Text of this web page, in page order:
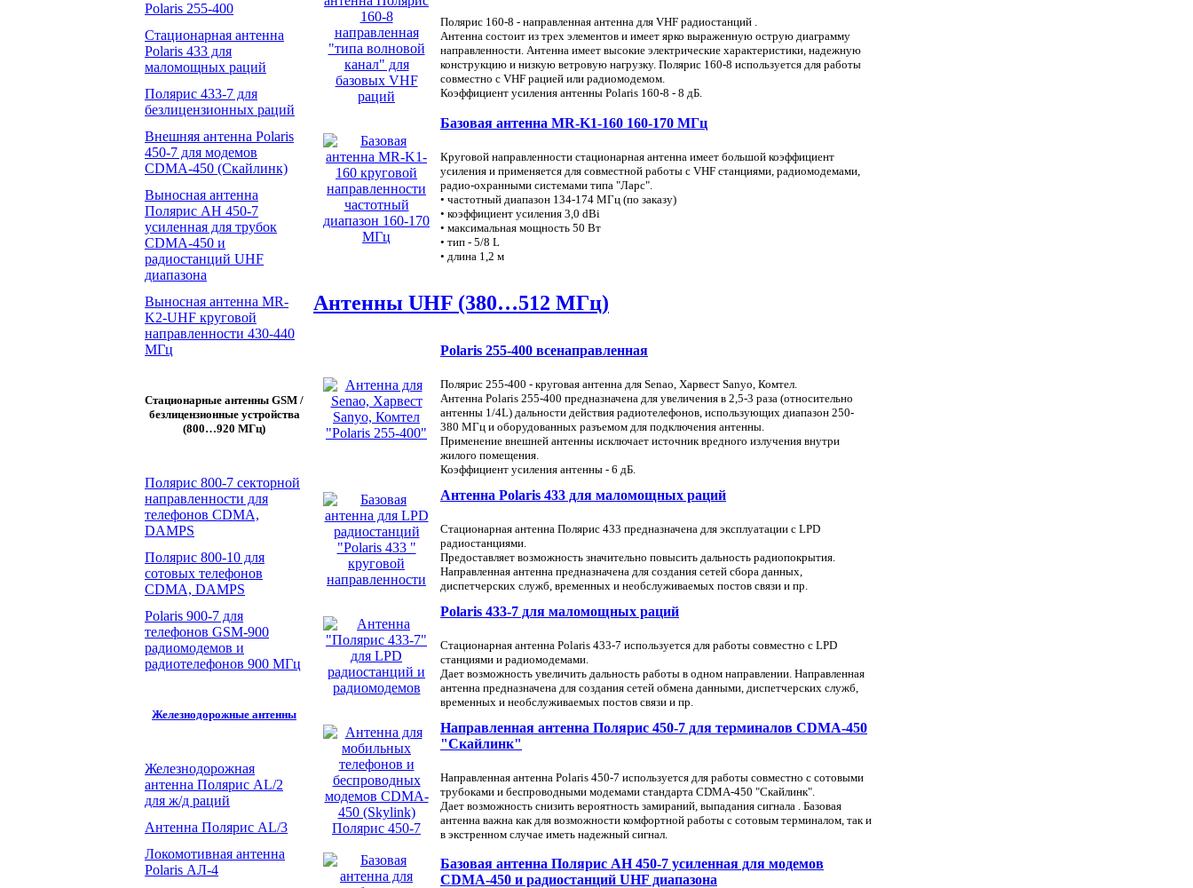
Polaris 255-400
Стационарная антенна
Polaris 433 для
маломощных раций
Полярис 433-7 для
безлицензионных раций
Внешняя антенна Polaris
450-7 для модемов
CDMA-450 (Скайлинк)
Выносная антенна
Полярис АН 450-7
усиленная для трубок
CDMA-450 и
радиостанций UHF
диапазона
Выносная антенна MR-
K2-UHF круговой
направленности 430-440
МГц
Стационарные антенны GSM /
безлицензионные устройства
(800…920 МГц)
Полярис 800-7 секторной
направленности для
телефонов CDMA,
DAMPS
Полярис 800-10 для
сотовых телефонов
CDMA, DAMPS
Polaris 900-7 для
телефонов GSM-900
радиомодемов и
радиотелефонов 900 МГц
Железнодорожные антенны
Железнодорожная
антенна Полярис AL/2
для ж/д раций
Антенна Полярис AL/3
Локомотивная антенна
Polaris АЛ-4
Полярис 160-8 - направленная антенна для VHF радиостанций .
Антенна состоит из трех элементов и имеет ярко выраженную острую диаграмму
направленности. Антенна имеет высокие электрические характеристики, надежную
конструкцию и низкую ветровую нагрузку. Полярис 160-8 используется для работы
совместно с VHF рацией или радиомодемом.
Коэффициент усиления антенны Polaris 160-8 - 8 дБ.
Базовая антенна MR-K1-160 160-170 МГц
Круговой направленности стационарная антенна имеет большой коэффициент
усиления и применяется для совместной работы с VHF станциями, радиомодемами,
радио-охранными системами типа "Ларс".
• частотный диапазон 134-174 МГц (по заказу)
• коэффициент усиления 3,0 dBi
• максимальная мощность 50 Вт
• тип - 5/8 L
• длина 1,2 м
Aнтенны UHF (380…512 МГц)
Polaris 255-400 всенаправленная
Полярис 255-400 - круговая антенна для Senao, Харвест Sanyo, Комтел.
Антенна Polaris 255-400 предназначена для увеличения в 2,5-3 раза (относительно
антенны 1/4L) дальности действия радиотелефонов, использующих диапазон 250-
380 МГц и оборудованных разъемом для подключения антенны.
Применение внешней антенны исключает источник вредного излучения внутри
жилого помещения.
Коэффициент усиления антенны - 6 дБ.
Антенна Polaris 433 для маломощных раций
Стационарная антенна Полярис 433 предназначена для эксплуатации с LPD
радиостанциями.
Предоставляет возможность значительно повысить дальность радиопокрытия.
Направленная антенна предназначена для создания сетей сбора данных,
диспетчерских служб, временных и необслуживаемых постов связи и пр.
Polaris 433-7 для маломощных раций
Стационарная антенна Polaris 433-7 используется для работы совместно с LPD
станциями и радиомодемами.
Дает возможность увеличить дальность работы в одном направлении. Направленная
антенна предназначена для создания сетей обмена данными, диспетчерских служб,
временных и необслуживаемых постов связи и пр.
Направленная антенна Полярис 450-7 для терминалов CDMA-450
"Скайлинк"
Направленная антенна Polaris 450-7 используется для работы совместно с сотовыми
трубоками и беспроводными модемами стандарта CDMA-450 "Скайлинк".
Дает возможность снизить вероятность замираний, выпадания сигнала . Базовая
антенна важна как для возможности комфортной работы с сотовым терминалом, так и
в экстренном случае иметь надежный сигнал.
Базовая антенна Полярис АН 450-7 усиленная для модемов
CDMA-450 и радиостанций UHF диапазона